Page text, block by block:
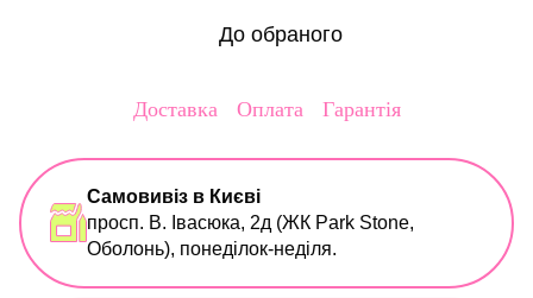
До обраного
Доставка Оплата Гарантія
Самовивіз в Києві
просп. В. Івасюка, 2д (ЖК Park Stone,
Оболонь), понеділок-неділя.